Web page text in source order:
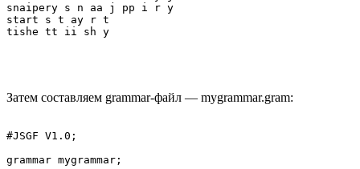
snaipery s n aa j pp i r y
start s t ay r t
Затем составляем grammar-файл — mygrammar.gram:
#JSGF V1.0;
grammar mygrammar;